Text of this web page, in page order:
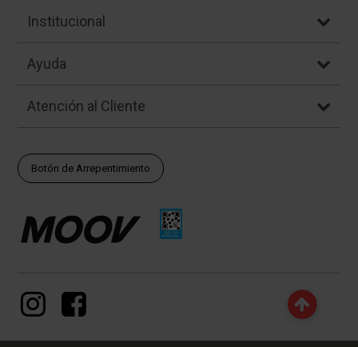
Institucional
Ayuda
Atención al Cliente
Botón de Arrepentimiento